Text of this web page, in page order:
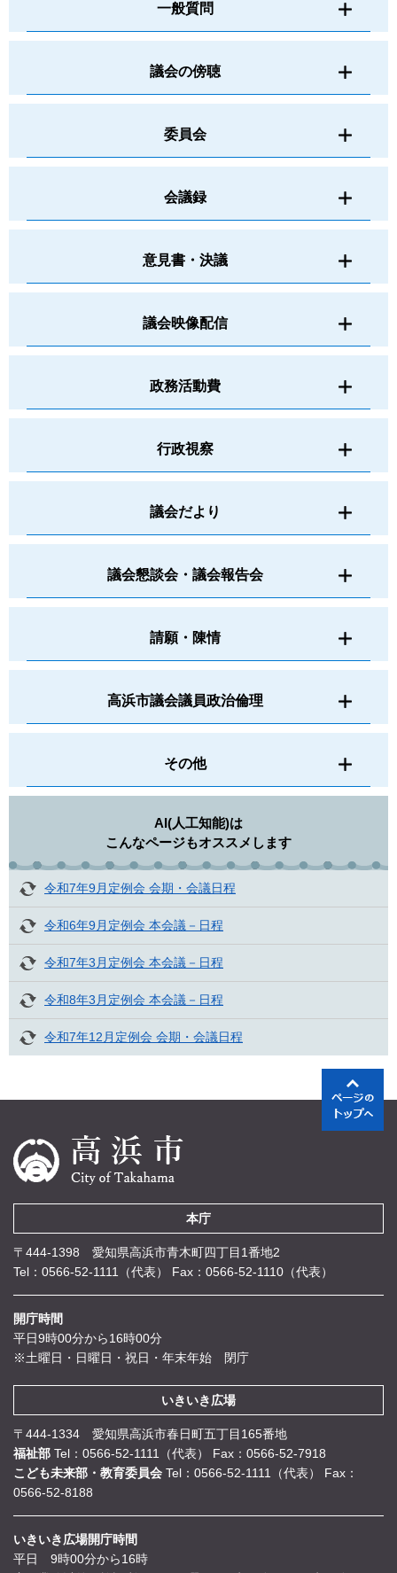
一般質問
議会の傍聴
委員会
会議録
意見書・決議
議会映像配信
政務活動費
行政視察
議会だより
議会懇談会・議会報告会
請願・陳情
高浜市議会議員政治倫理
その他
AI(人工知能)は
こんなページもオススメします
令和7年9月定例会 会期・会議日程
令和6年9月定例会 本会議－日程
令和7年3月定例会 本会議－日程
令和8年3月定例会 本会議－日程
令和7年12月定例会 会期・会議日程
本庁
〒444-1398 愛知県高浜市青木町四丁目1番地2
Tel：0566-52-1111（代表）
Fax：0566-52-1110（代表）
開庁時間
平日9時00分から16時00分
※土曜日・日曜日・祝日・年末年始 閉庁
いきいき広場
〒444-1334 愛知県高浜市春日町五丁目165番地
福祉部 Tel：0566-52-1111（代表）
Fax：0566-52-7918
こども未来部・教育委員会 Tel：0566-52-1111（代表）
Fax：
0566-52-8188
いきいき広場開庁時間
平日 9時00分から16時